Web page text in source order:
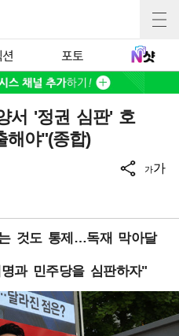
포토
서 '정권 심판' 호
야"(종합)
가가
것도 통제…독재 막아달
과 민주당을 심판하자"